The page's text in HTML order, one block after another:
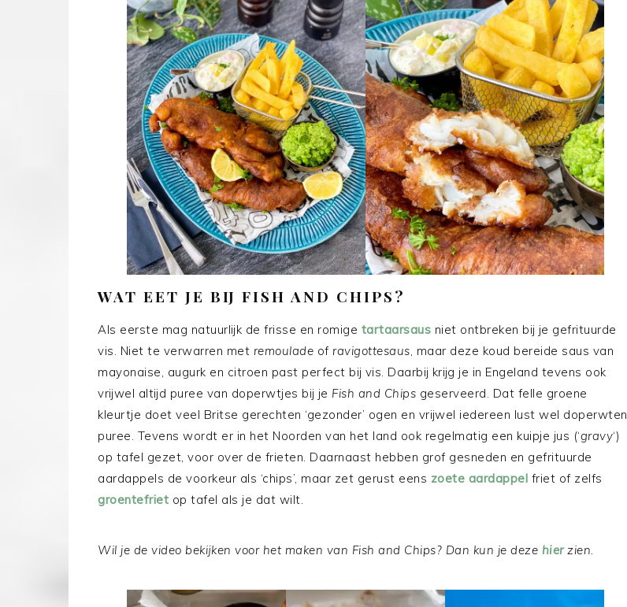
WAT EET JE BIJ FISH AND CHIPS?
Als eerste mag natuurlijk de frisse en romige tartaarsaus niet ontbreken bij je gefrituurde
vis. Niet te verwarren met remoulade of ravigottesaus, maar deze koud bereide saus van
mayonaise, augurk en citroen past perfect bij vis. Daarbij krijg je in Engeland tevens ook
vrijwel altijd puree van doperwtjes bij je Fish and Chips geserveerd. Dat felle groene
kleurtje doet veel Britse gerechten ‘gezonder’ ogen en vrijwel iedereen lust wel doperwten
puree. Tevens wordt er in het Noorden van het land ook regelmatig een kuipje jus (‘gravy‘)
op tafel gezet, voor over de frieten. Daarnaast hebben grof gesneden en gefrituurde
aardappels de voorkeur als ‘chips’, maar zet gerust eens zoete aardappel friet of zelfs
groentefriet op tafel als je dat wilt.
Wil je de video bekijken voor het maken van Fish and Chips? Dan kun je deze hierzien.